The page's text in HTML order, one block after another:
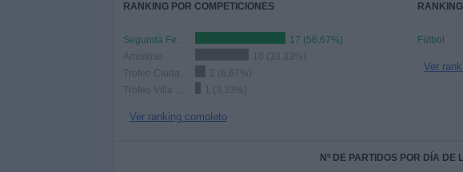
RANKING POR COMPETICIONES
Segunda Federación
17 (56,67%)
Amistoso
10 (33,33%)
2 (6,67%)
1 (3,33%)
Ver ranking completo
Fútbol
Ver
Nº DE PARTIDOS POR DÍA DE